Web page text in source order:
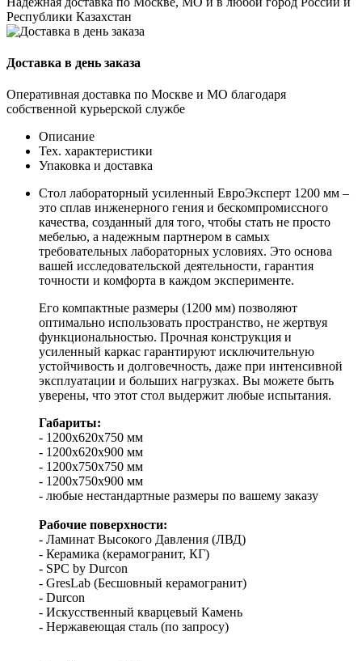
Республики Казахстан
Доставка в день заказа
Оперативная доставка по Москве и МО благодаря
собственной курьерской службе
Описание
Тех. характеристики
Упаковка и доставка
Стол лабораторный усиленный ЕвроЭксперт 1200 мм –
это сплав инженерного гения и бескомпромиссного
качества, созданный для того, чтобы стать не просто
мебелью, а надежным партнером в самых
требовательных лабораторных условиях. Это основа
вашей исследовательской деятельности, гарантия
точности и комфорта в каждом эксперименте.
Его компактные размеры (1200 мм) позволяют
оптимально использовать пространство, не жертвуя
функциональностью. Прочная конструкция и
усиленный каркас гарантируют исключительную
устойчивость и долговечность, даже при интенсивной
эксплуатации и больших нагрузках. Вы можете быть
уверены, что этот стол выдержит любые испытания.
Габариты:
- 1200х620х750 мм
- 1200х620х900 мм
- 1200х750х750 мм
- 1200х750х900 мм
- любые нестандартные размеры по вашему заказу
Рабочие поверхности:
- Ламинат Высокого Давления (ЛВД)
- Керамика (керамогранит, КГ)
- SPC by Durcon
- GresLab (Бесшовный керамогранит)
- Durcon
- Искусственный кварцевый Камень
- Нержавеющая сталь (по запросу)